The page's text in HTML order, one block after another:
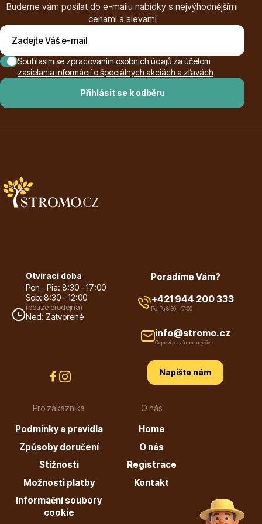
Plazivé rostliny
Popínavé rostliny
Listnaté stromy
Budeme vám posílat do e-mailu nabídky s nejvýhodnějšími
cenami a slevami
Přihlásit se k odběru
Souhlasím se zpracováním osobních údajů za účelom
zasielania informácií o špeciálnych akciách a zľavách
Otvírací doba
Pon - Pia: 8:30 - 17:00
Sob: 8:30 - 12:00
(pouze prodejna)
Ned: Zatvorené
Pro zákazníka
Podmínky a pravidla
Způsoby doručení
Stížnosti
Možnosti platby
Informační soubory
cookie
O nás
Home
O nás
Registrace
Kontakt
Poradíme Vám?
+421 944 200 333
Po-Pá 8:30 - 17:00
info@stromo.cz
Odpovíme vám co nejdříve
Napište nám